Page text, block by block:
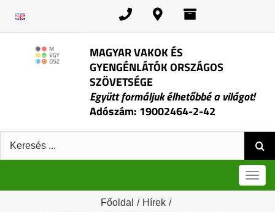
MAGYAR VAKOK ÉS
GYENGÉNLÁTÓK ORSZÁGOS
SZÖVETSÉGE
Együtt formáljuk élhetőbbé a világot!
Adószám: 19002464-2-42
Keresés:
Főoldal / Hírek /